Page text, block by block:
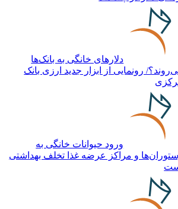
دلارهای خانگی به بانک‌ها
رونمایی از ابزار جدید ارزی بانک
ورود حیوانات خانگی به
و مراکز عرضه غذا تخلف بهداشتی